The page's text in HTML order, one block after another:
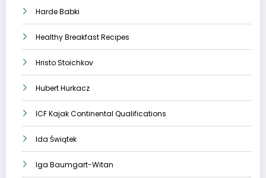
Harde Babki
Healthy Breakfast Recipes
Hristo Stoichkov
Hubert Hurkacz
ICF Kajak Continental Qualifications
Ida Świątek
Iga Baumgart-Witan